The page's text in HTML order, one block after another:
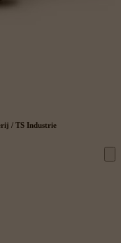
/ TS Industrie